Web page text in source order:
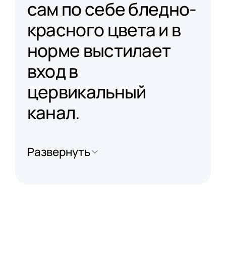
сам по себе бледно-
красного цвета и в
норме выстилает
вход в
цервикальный
канал.
Развернуть